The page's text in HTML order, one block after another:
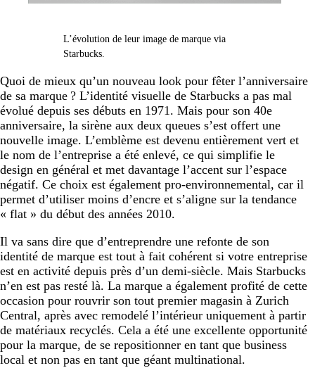
L’évolution de leur image de marque via
Starbucks.
Quoi de mieux qu’un nouveau look pour fêter l’anniversaire
de sa marque ? L’identité visuelle de Starbucks a pas mal
évolué depuis ses débuts en 1971. Mais pour son 40e
anniversaire, la sirène aux deux queues s’est offert une
nouvelle image. L’emblème est devenu entièrement vert et
le nom de l’entreprise a été enlevé, ce qui simplifie le
design en général et met davantage l’accent sur l’espace
négatif. Ce choix est également pro-environnemental, car il
permet d’utiliser moins d’encre et s’aligne sur la tendance
« flat » du début des années 2010.
Il va sans dire que d’entreprendre une refonte de son
identité de marque est tout à fait cohérent si votre entreprise
est en activité depuis près d’un demi-siècle. Mais Starbucks
n’en est pas resté là. La marque a également profité de cette
occasion pour rouvrir son tout premier magasin à Zurich
Central, après avec remodelé l’intérieur uniquement à partir
de matériaux recyclés. Cela a été une excellente opportunité
pour la marque, de se repositionner en tant que business
local et non pas en tant que géant multinational.